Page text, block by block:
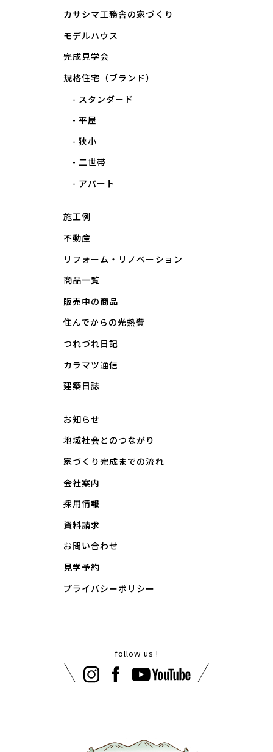
カサシマ工務舎の家づくり
モデルハウス
完成見学会
規格住宅（ブランド）
スタンダード
平屋
狭小
二世帯
アパート
施工例
不動産
リフォーム・リノベーション
商品一覧
販売中の商品
住んでからの光熱費
つれづれ日記
カラマツ通信
建築日誌
お知らせ
地域社会とのつながり
家づくり完成までの流れ
会社案内
採用情報
資料請求
お問い合わせ
見学予約
プライバシーポリシー
follow us !